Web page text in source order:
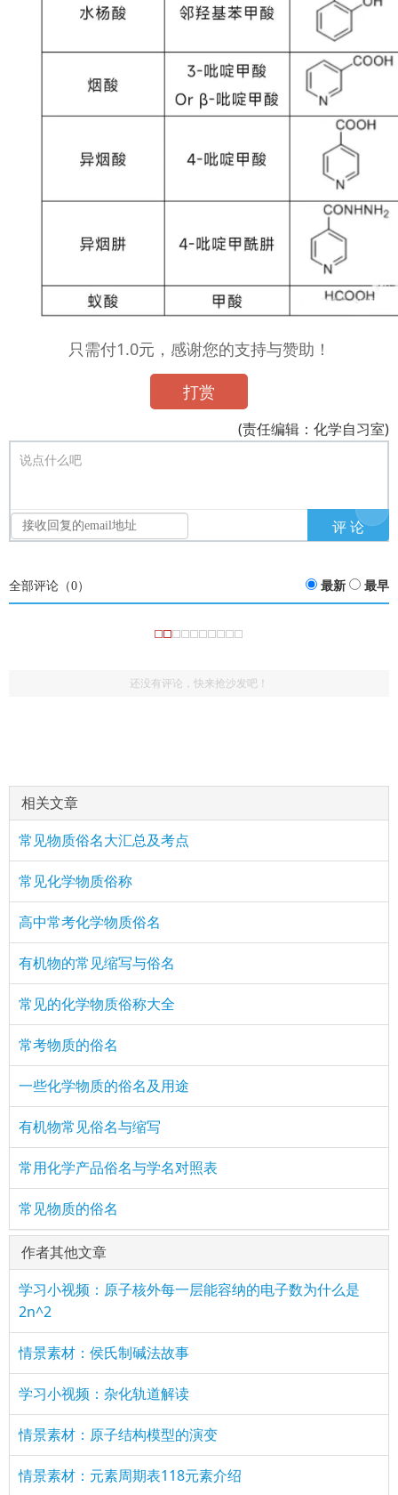
只需付1.0元，感谢您的支持与赞助！
打赏
(责任编辑：化学自习室)
说点什么吧
全部评论（0） 最新 最早
还没有评论，快来抢沙发吧！
相关文章
常见物质俗名大汇总及考点
常见化学物质俗称
高中常考化学物质俗名
有机物的常见缩写与俗名
常见的化学物质俗称大全
常考物质的俗名
一些化学物质的俗名及用途
有机物常见俗名与缩写
常用化学产品俗名与学名对照表
常见物质的俗名
作者其他文章
学习小视频：原子核外每一层能容纳的电子数为什么是
2n^2
情景素材：侯氏制碱法故事
学习小视频：杂化轨道解读
情景素材：原子结构模型的演变
情景素材：元素周期表118元素介绍